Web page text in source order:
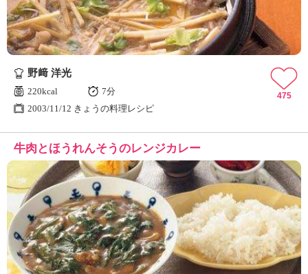
野﨑 洋光
220kcal
7分
2003/11/12 きょうの料理レシピ
475
牛肉とほうれんそうのレンジカレー